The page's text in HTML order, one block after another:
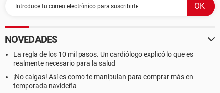
NOVEDADES
La regla de los 10 mil pasos. Un cardiólogo explicó lo que es
realmente necesario para la salud
¡No caigas! Así es como te manipulan para comprar más en
temporada navideña